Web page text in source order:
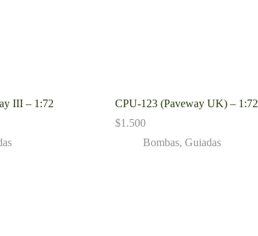
III – 1:72
CPU-123 (Paveway UK) – 1:72
$1.500
Bombas, Guiadas